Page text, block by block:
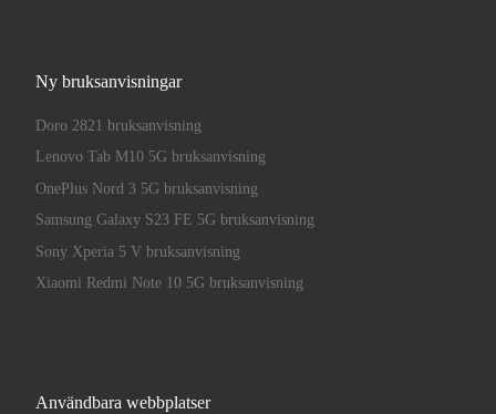
Ny bruksanvisningar
Doro 2821 bruksanvisning
Lenovo Tab M10 5G bruksanvisning
OnePlus Nord 3 5G bruksanvisning
Samsung Galaxy S23 FE 5G bruksanvisning
Sony Xperia 5 V bruksanvisning
Xiaomi Redmi Note 10 5G bruksanvisning
Användbara webbplatser